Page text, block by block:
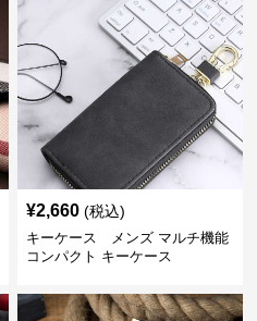
¥2,660 (税込)
キーケース メンズ マルチ機能
コンパクト キーケース